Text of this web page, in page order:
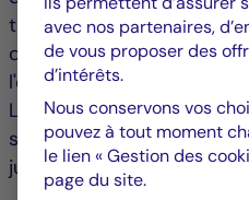
taux de pénétration des
de ≥28 % en 2025 (contre
l'ensemble du marché
Les constructeurs
sous peine de sanctions
jusqu’à un montant
avec nos partenaires,
de vous proposer des
d’intérêts.
Nous conservons vos
pouvez à tout moment
le lien « Gestion des
page du site.